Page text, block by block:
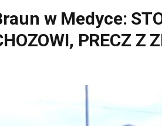
w Medyce:
PRECZ Z